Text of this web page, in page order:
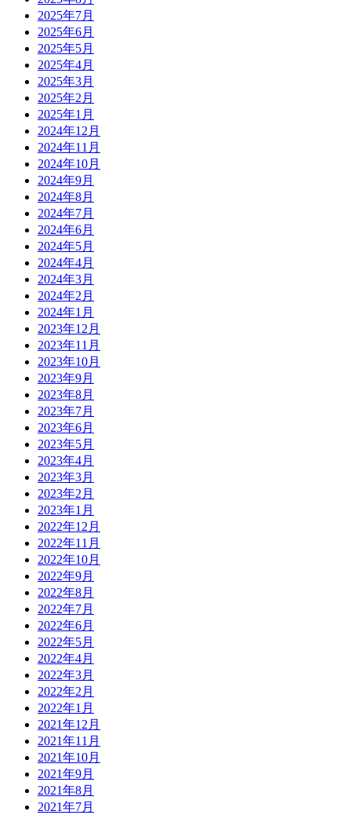
2025年7月
2025年6月
2025年5月
2025年4月
2025年3月
2025年2月
2025年1月
2024年12月
2024年11月
2024年10月
2024年9月
2024年8月
2024年7月
2024年6月
2024年5月
2024年4月
2024年3月
2024年2月
2024年1月
2023年12月
2023年11月
2023年10月
2023年9月
2023年8月
2023年7月
2023年6月
2023年5月
2023年4月
2023年3月
2023年2月
2023年1月
2022年12月
2022年11月
2022年10月
2022年9月
2022年8月
2022年7月
2022年6月
2022年5月
2022年4月
2022年3月
2022年2月
2022年1月
2021年12月
2021年11月
2021年10月
2021年9月
2021年8月
2021年7月